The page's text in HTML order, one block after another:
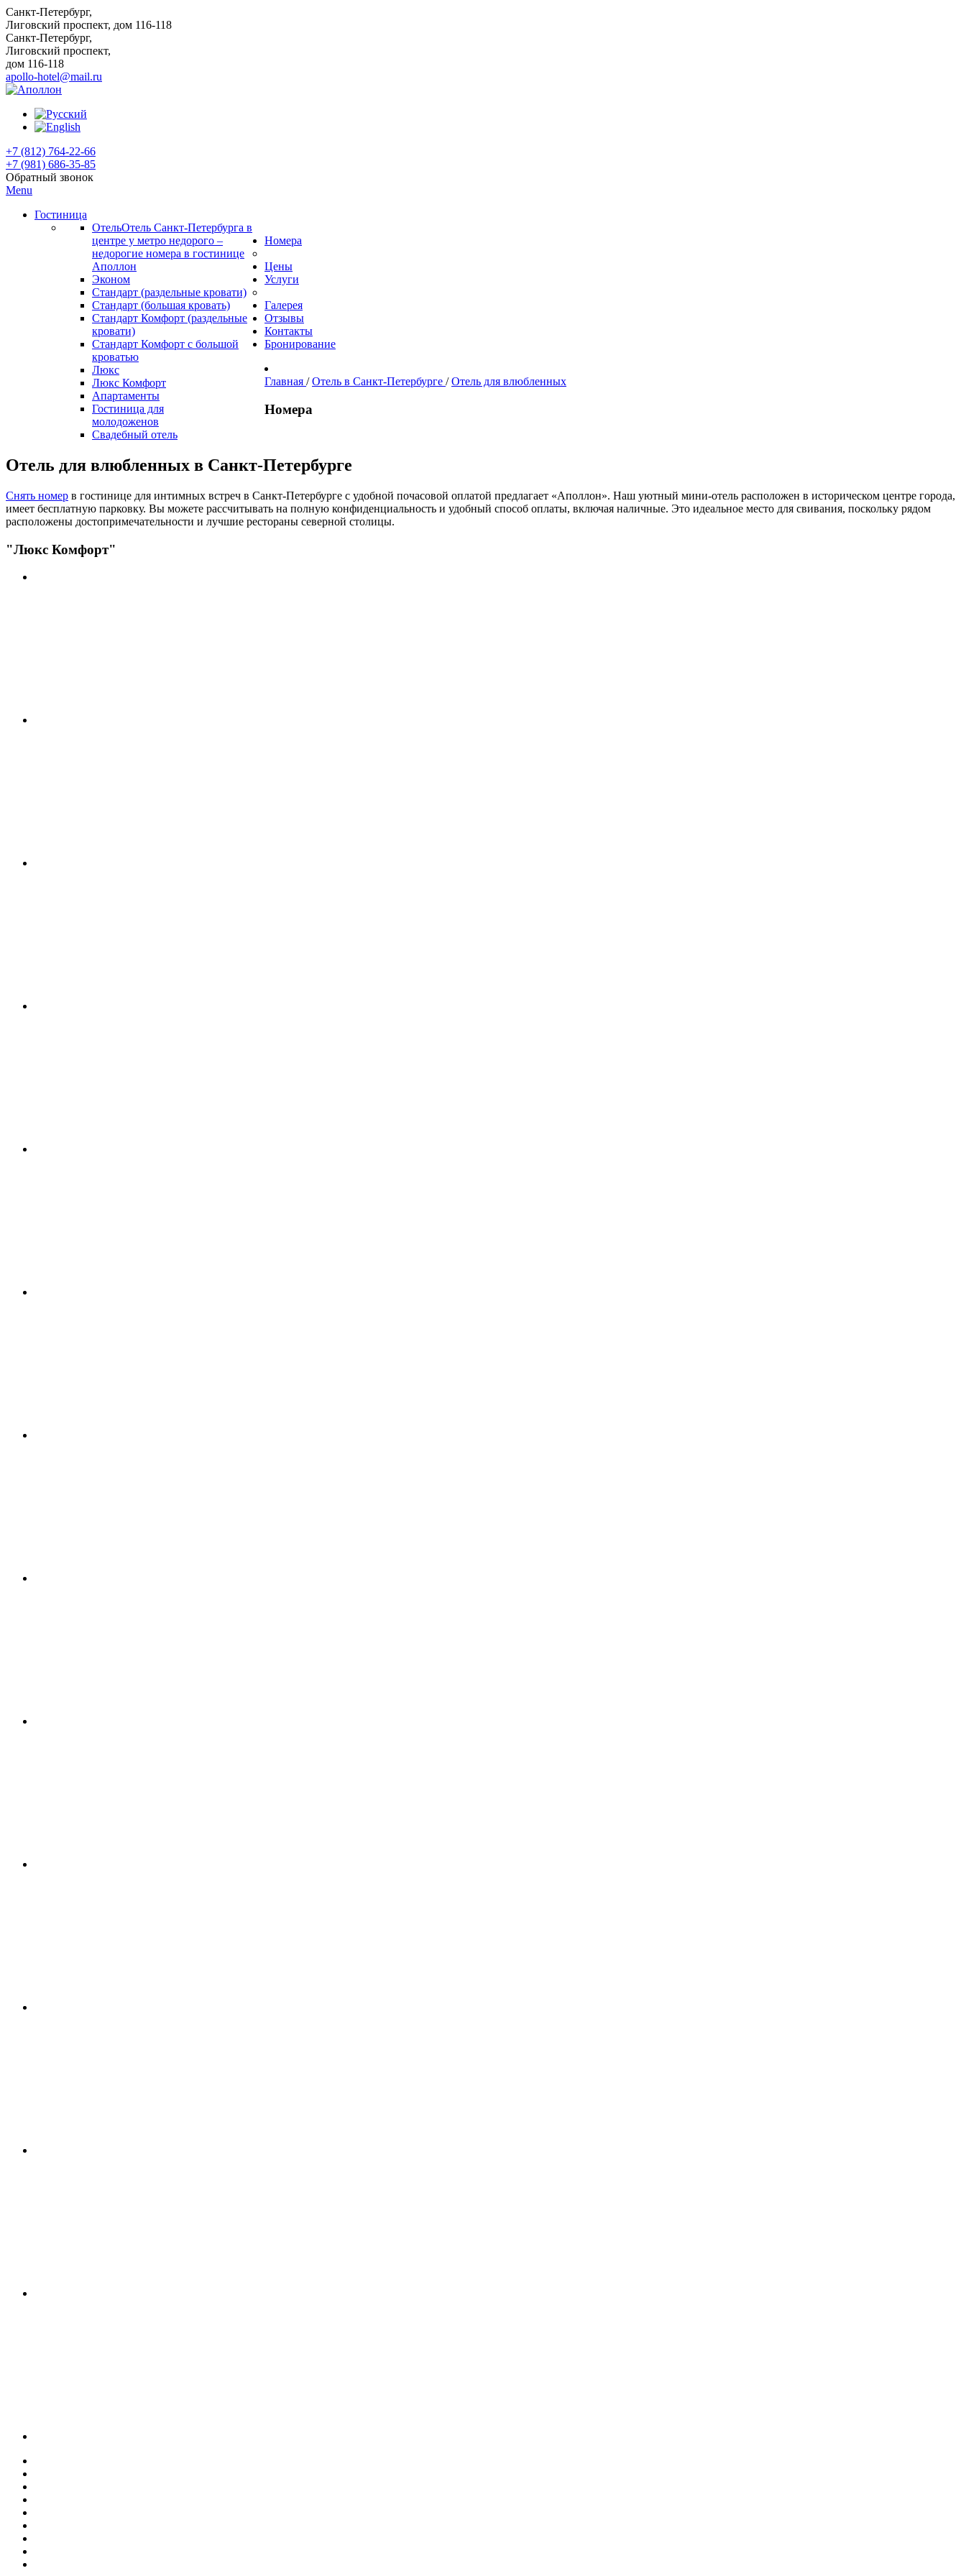
Санкт-Петербург,
Лиговский проспект, дом 116-118
Санкт-Петербург,
Лиговский проспект,
дом 116-118
apollo-hotel@mail.ru
+7 (812) 764-22-66
+7 (981) 686-35-85
Обратный звонок
Menu
Гостиница
ОтельОтель Санкт-Петербурга в
центре у метро недорого –
недорогие номера в гостинице
Аполлон
Номера
Эконом
Стандарт (раздельные кровати)
Стандарт (большая кровать)
Стандарт Комфорт (раздельные
кровати)
Стандарт Комфорт с большой
кроватью
Люкс
Люкс Комфорт
Апартаменты
Цены
Услуги
Гостиница для
молодоженов
Свадебный отель
Галерея
Отзывы
Контакты
Бронирование
Главная /Отель в Санкт-Петербурге /Отель для влюбленных
Отель для влюбленных в Санкт-Петербурге
Снять номер в гостинице для интимных встреч в Санкт-Петербурге с удобной почасовой оплатой предлагает «Аполлон». Наш уютный мини-отель расположен в историческом центре города,
имеет бесплатную парковку. Вы можете рассчитывать на полную конфиденциальность и удобный способ оплаты, включая наличные. Это идеальное место для свивания, поскольку рядом
расположены достопримечательности и лучшие рестораны северной столицы.
"Люкс Комфорт"
Номера